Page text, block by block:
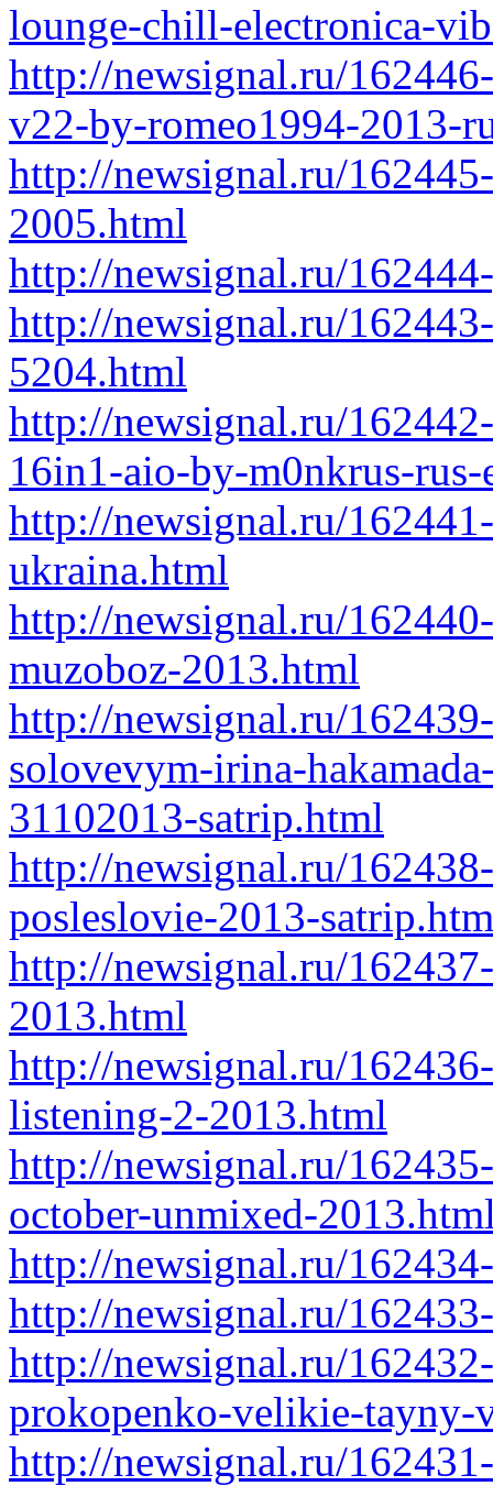
lounge-chill-electronica-
http://newsignal.ru/
v22-by-romeo1994-2013-
http://newsignal.ru/
2005.html
http://newsignal.ru/
http://newsignal.ru/
5204.html
http://newsignal.ru/
16in1-aio-by-m0nkrus-
http://newsignal.ru/
ukraina.html
http://newsignal.ru/
muzoboz-2013.html
http://newsignal.ru/
solovevym-irina-
31102013-satrip.html
http://newsignal.ru/
posleslovie-2013-
http://newsignal.ru/
2013.html
http://newsignal.ru/
listening-2-2013.html
http://newsignal.ru/
october-unmixed-
http://newsignal.ru/
http://newsignal.ru/
http://newsignal.ru/
prokopenko-velikie-tayny-
http://newsignal.ru/